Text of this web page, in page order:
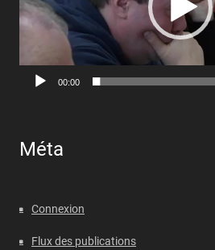
00:00
Méta
Connexion
Flux des publications